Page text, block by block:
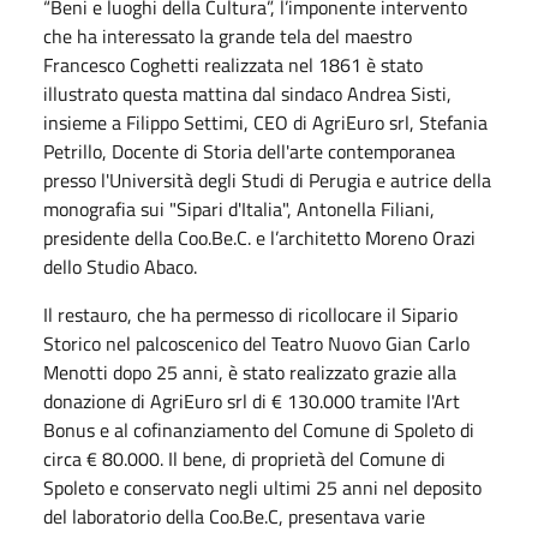
“Beni e luoghi della Cultura”, l’imponente intervento
che ha interessato la grande tela del maestro
Francesco Coghetti realizzata nel 1861 è stato
illustrato questa mattina dal sindaco Andrea Sisti,
insieme a Filippo Settimi, CEO di AgriEuro srl, Stefania
Petrillo, Docente di Storia dell'arte contemporanea
presso l'Università degli Studi di Perugia e autrice della
monografia sui "Sipari d'Italia", Antonella Filiani,
presidente della Coo.Be.C. e l’architetto Moreno Orazi
dello Studio Abaco.
Il restauro, che ha permesso di ricollocare il Sipario
Storico nel palcoscenico del Teatro Nuovo Gian Carlo
Menotti dopo 25 anni, è stato realizzato grazie alla
donazione di AgriEuro srl di € 130.000 tramite l'Art
Bonus e al cofinanziamento del Comune di Spoleto di
circa € 80.000. Il bene, di proprietà del Comune di
Spoleto e conservato negli ultimi 25 anni nel deposito
del laboratorio della Coo.Be.C, presentava varie